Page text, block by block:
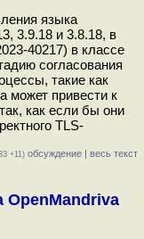
языка
3.9.18 и 3.8.18, в
40217) в классе
согласования
такие как
может привести к
как если бы они
TLS-
+11) обсуждение | весь текст
OpenMandriva